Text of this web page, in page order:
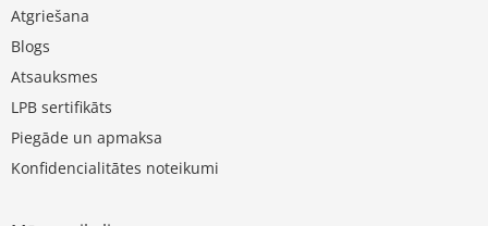
Atgriešana
Blogs
Atsauksmes
LPB sertifikāts
Piegāde un apmaksa
Konfidencialitātes noteikumi